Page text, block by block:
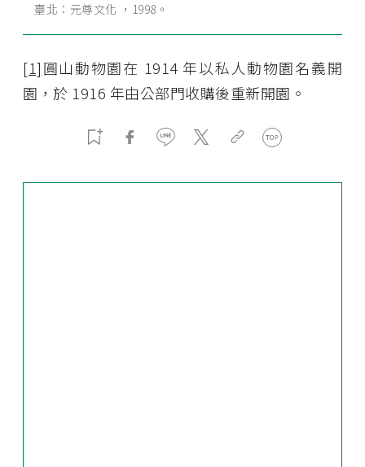
臺北：元尊文化 ，1998。
[1]圓山動物園在 1914 年以私人動物園名義開
園，於 1916 年由公部門收購後重新開園。